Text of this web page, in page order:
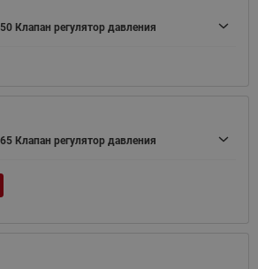
50 Клапан регулятор давления
65 Клапан регулятор давления